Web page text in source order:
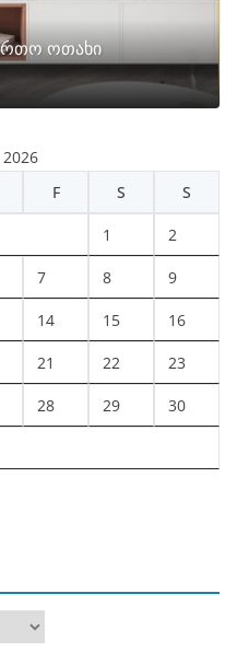
ოთახი
F S S
1 2
7 8 9
14 15 16
21 22 23
28 29 30